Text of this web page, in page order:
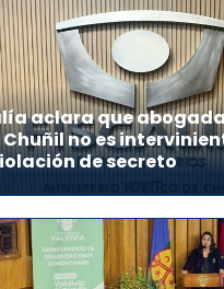
aclara que
no es
de secreto